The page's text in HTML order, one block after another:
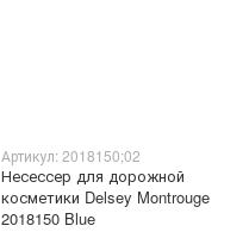
Артикул: 2018150;02
Несессер для дорожной
косметики Delsey Montrouge
2018150 Blue